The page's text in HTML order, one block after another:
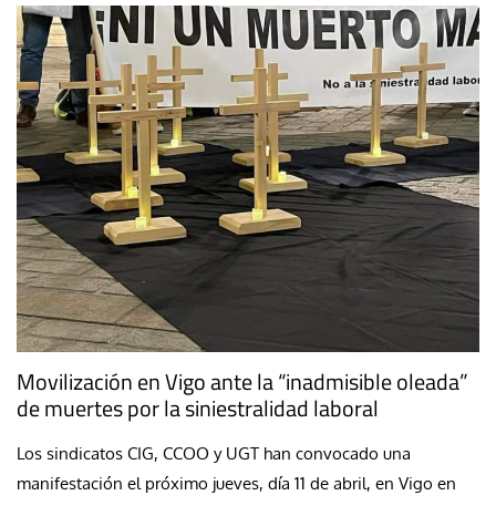
Movilización en Vigo ante la “inadmisible oleada”
de muertes por la siniestralidad laboral
Los sindicatos CIG, CCOO y UGT han convocado una
manifestación el próximo jueves, día 11 de abril, en Vigo en